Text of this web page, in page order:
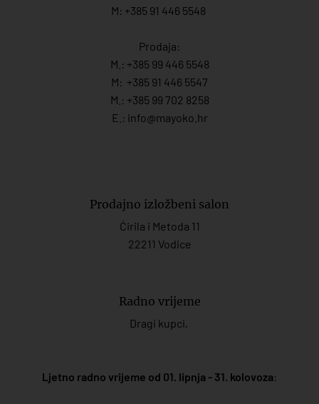
M: +385 91 446 5548
Prodaja:
M.: +385 99 446 5548
M: +385 91 446 5547
M.: +385 99 702 8258
E.: info@mayoko. hr
Prodajno izložbeni salon
Ćirila i Metoda 11
22211 Vodice
Radno vrijeme
Dragi kupci,
Ljetno radno vrijeme od 01. lipnja - 31. kolovoza: